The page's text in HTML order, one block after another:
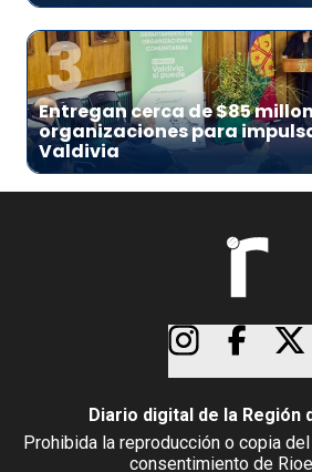
3
Entregan cerca de $85
organizaciones para
Valdivia
Diario digital de la Región
Prohibida la reproducción o copia
consentimiento de